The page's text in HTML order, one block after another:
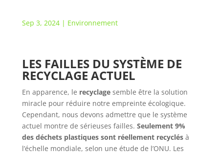
Sep 3, 2024| Environnement
LES FAILLES DU SYSTÈME DE
RECYCLAGE ACTUEL
En apparence, le recyclagesemble être la solution
miracle pour réduire notre empreinte écologique.
Cependant, nous devons admettre que le système
actuel montre de sérieuses failles. Seulement 9%
des déchets plastiques sont réellement recyclésà
l’échelle mondiale, selon une étude de l’ONU. Les